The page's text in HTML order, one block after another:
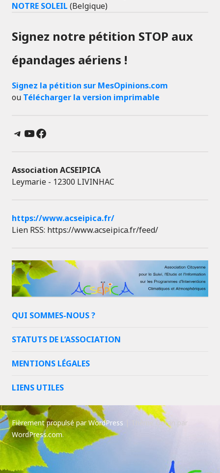
NOTRE SOLEIL (Belgique)
Signez notre pétition STOP aux
épandages aériens !
Signez la pétition sur MesOpinions.com
ou Télécharger la version imprimable
Telegram
YouTube
Facebook
Association ACSEIPICA
Leymarie - 12300 LIVINHAC
https://www.acseipica.fr/
Lien RSS: https://www.acseipica.fr/feed/
QUI SOMMES-NOUS ?
STATUTS DE L’ASSOCIATION
MENTIONS LÉGALES
LIENS UTILES
Fièrement propulsé par WordPress
Thème Goran par
WordPress.com.